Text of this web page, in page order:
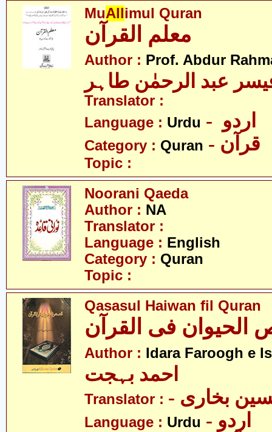
MuAllimul Quran
Author : Prof. Abdur
عبد الرحمٰن طاہر
Translator :
Language : Urdu
Category : Quran - قرآن
Topic :
Noorani Qaeda
Author : NA
Translator :
Language : English
Category : Quran
Topic :
Qasasul Haiwan fil Quran
فی القرآن
Author : Idara Faroogh e
احمد بہجت
Translator : بخاری
Language : Urdu - اردو